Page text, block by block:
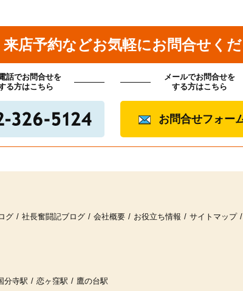
来店予約などお気軽にお問合せくだ
話でお問合せを
る方はこちら
メールでお問合せを
する方はこちら
お問合せフォー
グ 社長奮闘記ブログ 会社概要 お役立ち情報
サイトマップ
分寺駅 恋ヶ窪駅 鷹の台駅